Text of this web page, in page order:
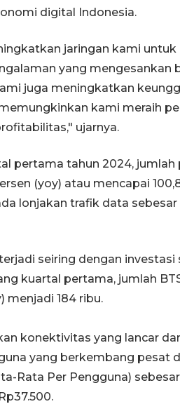
digital Indonesia.
jaringan kami
yang mengesankan
juga meningkatkan
kami meraih
ujarnya.
pertama tahun 2024,
(yoy) atau mencapai
lonjakan trafik data
seiring dengan
kuartal pertama, jumlah
menjadi 184 ribu.
konektivitas yang lancar
yang berkembang pesat
Rata Per Pengguna)